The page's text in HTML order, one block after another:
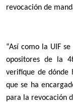
revocación de
“Así como la UIF
opositores de la
verifique de dónde
que se ha
para la revocación